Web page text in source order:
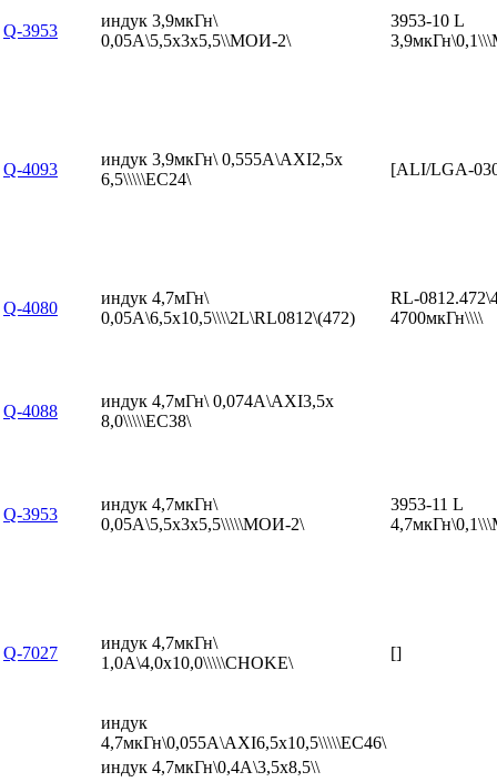
Q-3953
индук 3,9мкГн\
0,05А\5,5x3x5,5\\МОИ-2\
3953-10 L
Q-4093
индук 3,9мкГн\ 0,555А\AXI2,5x
6,5\\\\\EC24\
[ALI/LGA-
Q-4080
индук 4,7мГн\
0,05А\6,5x10,5\\\\2L\RL0812\(472)
RL-
4700мкГн\\\\
Q-4088
индук 4,7мГн\ 0,074А\AXI3,5x
8,0\\\\\EC38\
Q-3953
индук 4,7мкГн\
0,05А\5,5x3x5,5\\\\\МОИ-2\
3953-11 L
Q-7027
индук 4,7мкГн\
1,0А\4,0x10,0\\\\\CHOKE\
[]
индук
4,7мкГн\0,055А\AXI6,5x10,5\\\\\EC46\
индук 4,7мкГн\0,4А\3,5x8,5\\